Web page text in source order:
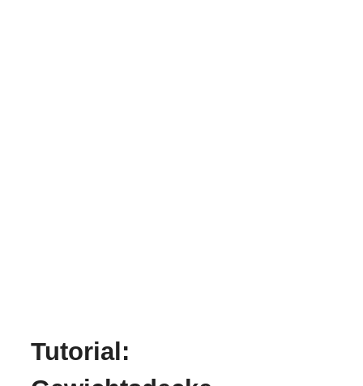
Tutorial: